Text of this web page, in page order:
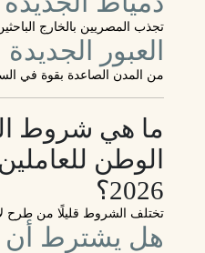
تجذب المصريين بالخارج
العبور الجديدة
من المدن الصاعدة بقوة في
ما هي شروط
الوطن
2026؟
تختلف الشروط قليلًا من طرح
هل يشترط أن